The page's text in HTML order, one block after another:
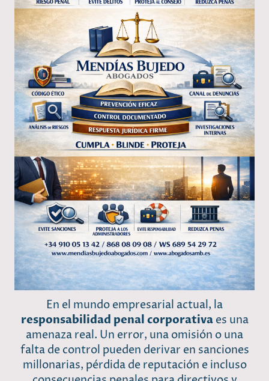
En el mundo empresarial actual, la
responsabilidad penal corporativaes una
amenaza real. Un error, una omisión o una
falta de control pueden derivar en sanciones
millonarias, pérdida de reputación e incluso